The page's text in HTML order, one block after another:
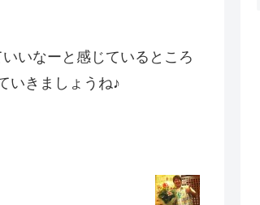
いなーと感じているところ
いきましょうね♪